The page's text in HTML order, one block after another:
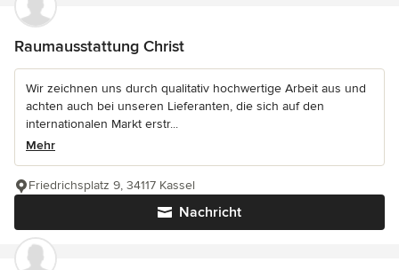
Raumausstattung Christ
Wir zeichnen uns durch qualitativ hochwertige Arbeit aus und
achten auch bei unseren Lieferanten, die sich auf den
internationalen Markt erstr...
Mehr
Nachricht
Friedrichsplatz 9, 34117 Kassel